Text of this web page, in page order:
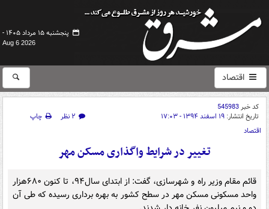
پنجشنبه ۱۵ مرداد ۱۴۰۵ -
Aug 6 2026
اقتصاد
کد خبر545983
تاریخ انتشار: ۱۹ اسفند ۱۳۹۴ - ۱۷:۰۳ ۲ نظر
چاپ
اقتصاد
تغییر در شرایط واگذاری مسکن مهر
قائم مقام وزیر راه و شهرسازی، گفت: از ابتدای سال۹۴، تا کنون ۶۸۰هزار
واحد مسکونی مسکن مهر در سطح کشور به بهره برداری رسیده که طی آن